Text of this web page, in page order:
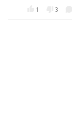
1 3